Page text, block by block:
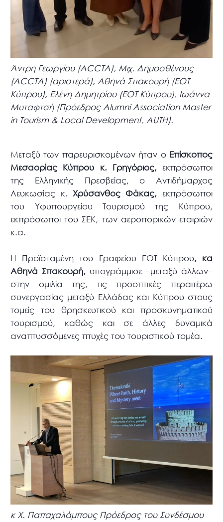
Άντρη Γεωργίου (ACCTA), Μιχ. Δημοσθένους
(ACCTA) (αριστερά), Αθηνά Σπακουρή (ΕΟΤ
Κύπρου), Ελένη Δημητρίου (ΕΟΤ Κύπρου), Ιωάννα
Μυταφτσή (Πρόεδρος Alumni Association Master
in Tourism & Local Development, AUTH).
Μεταξύ των παρευρισκομένων ήταν ο Επίσκοπος
Μεσαορίας Κύπρου
κ. Γρηγόριος,εκπρόσωποι
της Ελληνικής Πρεσβείας, ο Αντιδήμαρχος
Λευκωσίας κ. Χρύσανθος Φάκας, εκπρόσωποι
του Υφυπουργείου Τουρισμού της Κύπρου,
εκπρόσωποι του ΣΕΚ, των αεροπορικών εταιριών
κ.α.
Η Προϊσταμένη του Γραφείου ΕΟΤ Κύπρου, κα
Αθηνά Σπακουρή,υπογράμμισε –μεταξύ άλλων–
στην ομιλία της, τις προοπτικές περαιτέρω
συνεργασίας μεταξύ Ελλάδας και Κύπρου στους
τομείς του θρησκευτικού και προσκυνηματικού
τουρισμού, καθώς και σε άλλες δυναμικά
αναπτυσσόμενες πτυχές του τουριστικού τομέα.
κ Χ. Παπαχαλάμπους Πρόεδρος του Συνδέσμου